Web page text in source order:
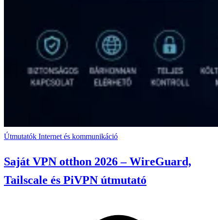
Útmutatók Internet és kommunikáció
Saját VPN otthon 2026 – WireGuard,
Tailscale és PiVPN útmutató